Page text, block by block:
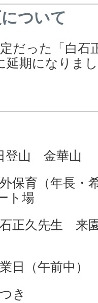
ついて
だった「白石
延期になりま
登山 金華山
保育（年長・
ト場
正久先生
日（午前中）
き